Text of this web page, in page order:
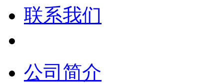
联系我们
公司简介